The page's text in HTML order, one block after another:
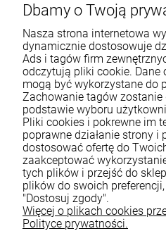
Moje
Płatności i
Dbamy o Twoją
Nasza strona internetowa
dynamicznie dostosowuje
Ads i tagów firm
odczytują pliki cookie. Dane
mogą być wykorzystane do
Zachowanie tagów zostanie
podstawie wyboru
Pliki cookies i pokrewne im
poprawne działanie strony i
dostosować ofertę do
zaakceptować
tych plików i przejść do
plików do swoich
"Dostosuj zgody".
Więcej o plikach cookies
Polityce prywatności.